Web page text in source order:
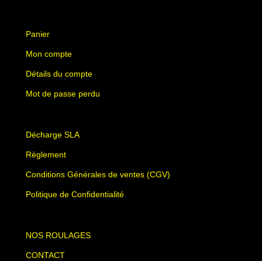
Panier
Mon compte
Détails du compte
Mot de passe perdu
Décharge SLA
Règlement
Conditions Générales de ventes (CGV)
Politique de Confidentialité
NOS ROULAGES
CONTACT